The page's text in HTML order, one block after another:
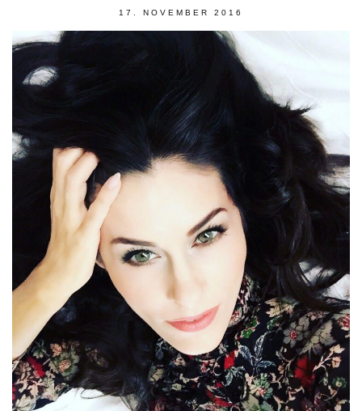
17. NOVEMBER 2016